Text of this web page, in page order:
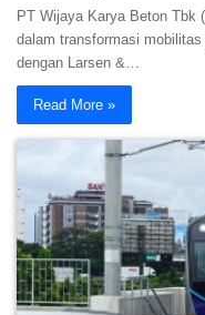
PT Wijaya Karya Beton Tbk
dalam transformasi
dengan Larsen &…
Read More »